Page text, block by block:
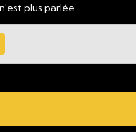
plus parlée.